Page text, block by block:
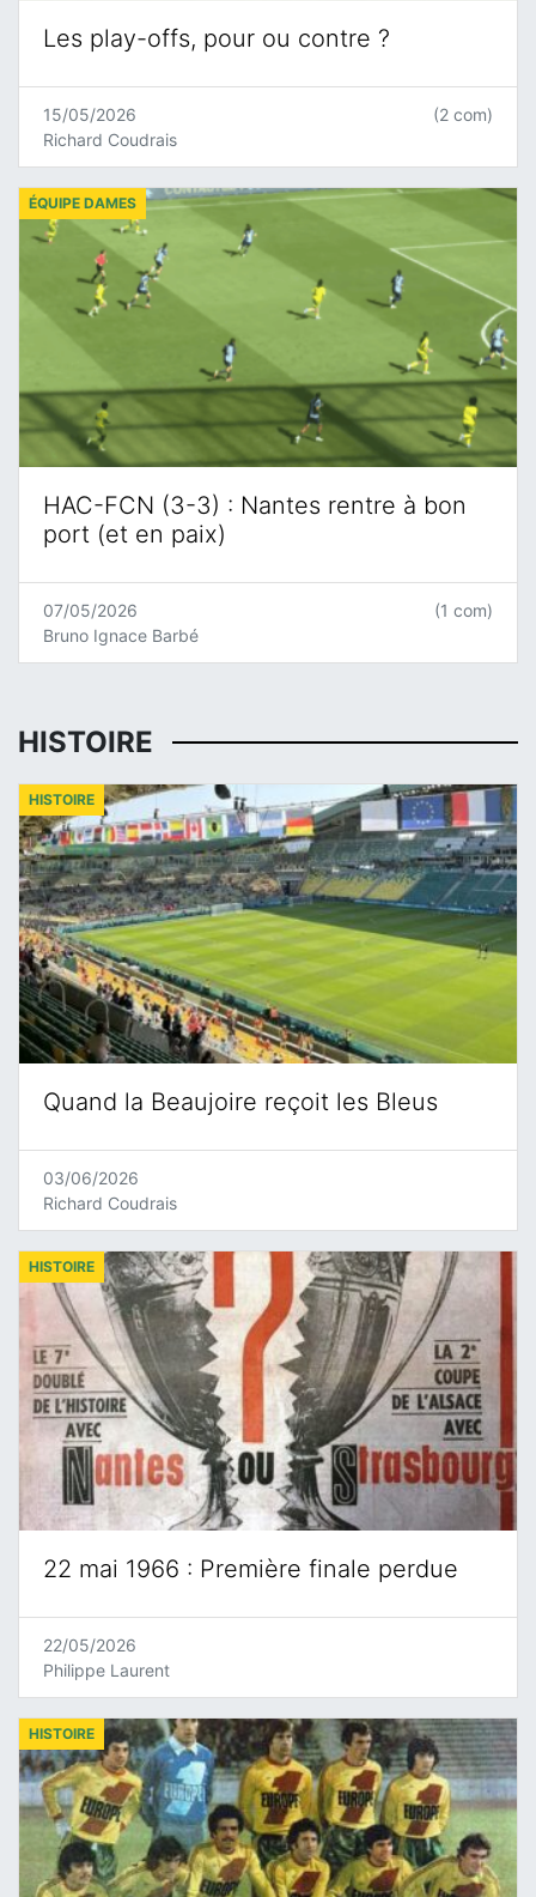
Les play-offs, pour ou contre ?
15/05/2026
Richard Coudrais
(2 com)
HAC-FCN (3-3) : Nantes rentre à bon
port (et en paix)
ÉQUIPE DAMES
07/05/2026
Bruno Ignace Barbé
(1 com)
HISTOIRE
Quand la Beaujoire reçoit les Bleus
HISTOIRE
03/06/2026
Richard Coudrais
22 mai 1966 : Première finale perdue
HISTOIRE
22/05/2026
Philippe Laurent
HISTOIRE